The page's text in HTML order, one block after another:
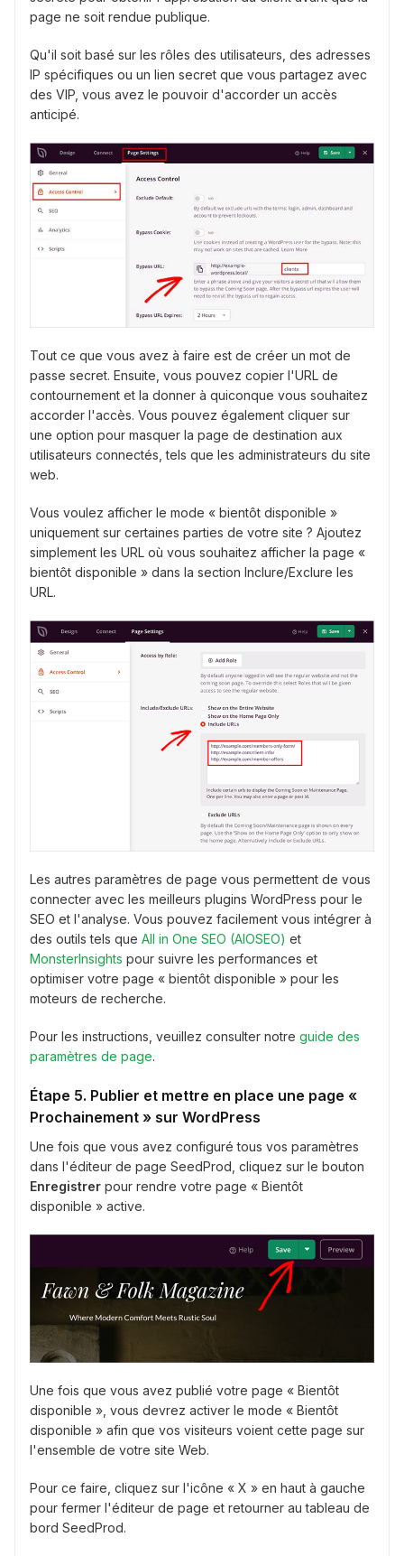
page ne soit rendue publique.
Qu'il soit basé sur les rôles des utilisateurs, des adresses
IP spécifiques ou un lien secret que vous partagez avec
des VIP, vous avez le pouvoir d'accorder un accès
anticipé.
Tout ce que vous avez à faire est de créer un mot de
passe secret. Ensuite, vous pouvez copier l'URL de
contournement et la donner à quiconque vous souhaitez
accorder l'accès. Vous pouvez également cliquer sur
une option pour masquer la page de destination aux
utilisateurs connectés, tels que les administrateurs du site
web.
Vous voulez afficher le mode « bientôt disponible »
uniquement sur certaines parties de votre site ? Ajoutez
simplement les URL où vous souhaitez afficher la page «
bientôt disponible » dans la section Inclure/Exclure les
URL.
Les autres paramètres de page vous permettent de vous
connecter avec les meilleurs plugins WordPress pour le
SEO et l'analyse. Vous pouvez facilement vous intégrer à
des outils tels que All in One SEO (AIOSEO) et
MonsterInsights pour suivre les performances et
optimiser votre page « bientôt disponible » pour les
moteurs de recherche.
Pour les instructions, veuillez consulter notre guide des
paramètres de page.
Étape 5. Publier et mettre en place une page «
Prochainement » sur WordPress
Une fois que vous avez configuré tous vos paramètres
dans l'éditeur de page SeedProd, cliquez sur le bouton
Enregistrer pour rendre votre page « Bientôt
disponible » active.
Une fois que vous avez publié votre page « Bientôt
disponible », vous devrez activer le mode « Bientôt
disponible » afin que vos visiteurs voient cette page sur
l'ensemble de votre site Web.
Pour ce faire, cliquez sur l'icône « X » en haut à gauche
pour fermer l'éditeur de page et retourner au tableau de
bord SeedProd.